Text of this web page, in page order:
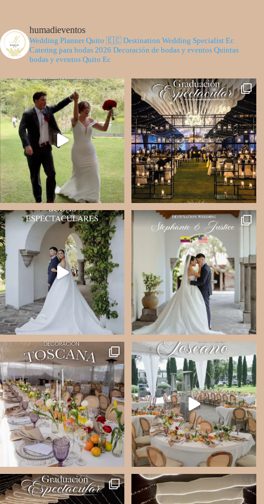
humadieventos
Wedding Planner Quito 🇪🇨 Destination Wedding Specialist Ec
Catering para bodas 2026 Decoración de bodas y eventos Quintas
bodas y eventos Quito Ec